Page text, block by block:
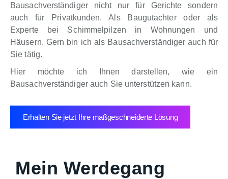
Bausachverständiger nicht nur für Gerichte sondern
auch für Privatkunden. Als Baugutachter oder als
Experte bei Schimmelpilzen in Wohnungen und
Häusern. Gern bin ich als Bausachverständiger auch für
Sie tätig.
Hier möchte ich Ihnen darstellen, wie ein
Bausachverständiger auch Sie unterstützen kann.
Erhalten Sie jetzt Ihre maßgeschneiderte Lösung
Mein Werdegang